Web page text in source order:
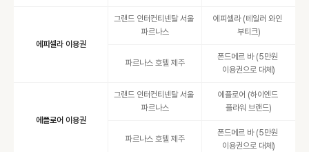
에피셀라 이용권
그랜드 인터컨티넨탈 서울
파르나스
에피셀라 (테일러 와인
부티크)
파르나스 호텔 제주
폰드메르 바 (5만원
이용권으로 대체)
에플로어 이용권
그랜드 인터컨티넨탈 서울
파르나스
에플로어 (하이엔드
플라워 브랜드)
파르나스 호텔 제주
폰드메르 바 (5만원
이용권으로 대체)